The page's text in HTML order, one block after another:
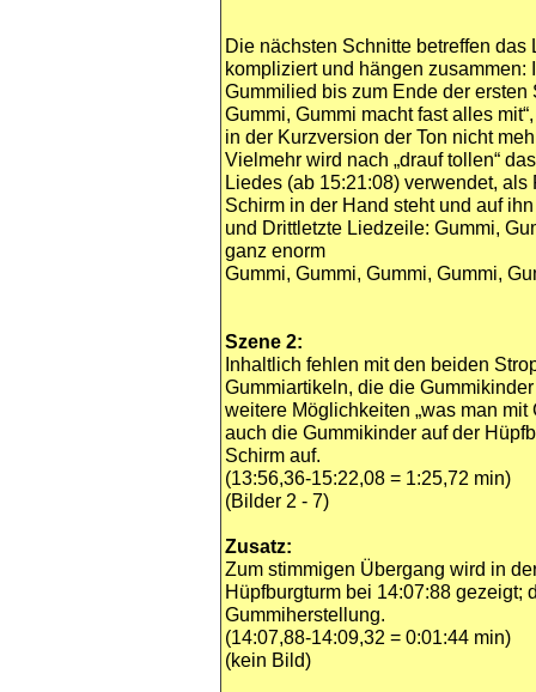
Die nächsten Schnitte betreffen
kompliziert und hängen zusammen:
Gummilied bis zum Ende der ersten
Gummi, Gummi macht fast alles
in der Kurzversion der Ton nicht
Vielmehr wird nach „drauf tollen“
Liedes (ab 15:21:08) verwendet,
Schirm in der Hand steht und auf
und Drittletzte Liedzeile: Gummi,
ganz enorm
Gummi, Gummi, Gummi, Gummi,
Szene 2:
Inhaltlich fehlen mit den beiden
Gummiartikeln, die die
weitere Möglichkeiten „was man
auch die Gummikinder auf der
Schirm auf.
(13:56,36-15:22,08 = 1:25,72 min)
(Bilder 2 - 7)
Zusatz:
Zum stimmigen Übergang wird in
Hüpfburgturm bei 14:07:88 gezeigt;
Gummiherstellung.
(14:07,88-14:09,32 = 0:01:44 min)
(kein Bild)